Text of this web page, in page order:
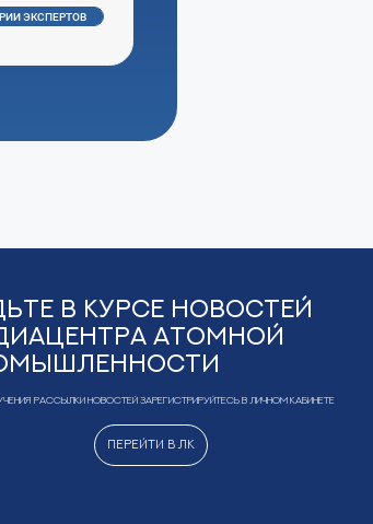
ЭКСПЕРТОВ
в курсе новостей
Атомной
рассылки новостей зарегистрируйтесь в Личном кабинете
Перейти в ЛК